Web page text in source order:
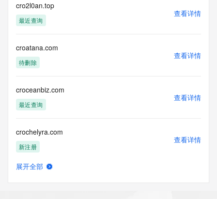
cro2l0an.top
最近查询
查看详情
croatana.com
待删除
查看详情
croceanbiz.com
最近查询
查看详情
crochelyra.com
新注册
查看详情
展开全部